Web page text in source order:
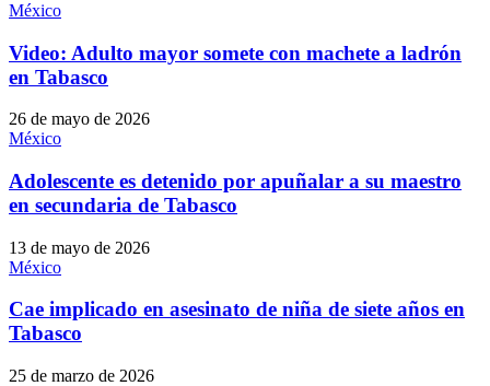
México
Video: Adulto mayor somete con machete a ladrón
en Tabasco
26 de mayo de 2026
México
Adolescente es detenido por apuñalar a su maestro
en secundaria de Tabasco
13 de mayo de 2026
México
Cae implicado en asesinato de niña de siete años en
Tabasco
25 de marzo de 2026